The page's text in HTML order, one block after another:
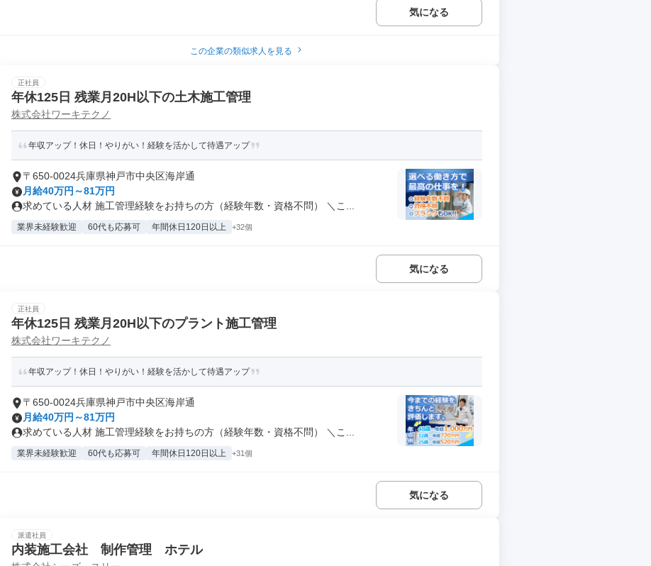
気になる
この企業の類似求人を見る
正社員
年休125日 残業月20H以下の土木施工管理
株式会社ワーキテクノ
年収アップ！休日！やりがい！経験を活かして待遇アップ
〒650-0024兵庫県神戸市中央区海岸通
月給40万円～81万円
求めている人材 施工管理経験をお持ちの方（経験年数・資格不問） ＼こ...
業界未経験歓迎 60代も応募可 年間休日120日以上 +32個
気になる
正社員
年休125日 残業月20H以下のプラント施工管理
株式会社ワーキテクノ
年収アップ！休日！やりがい！経験を活かして待遇アップ
〒650-0024兵庫県神戸市中央区海岸通
月給40万円～81万円
求めている人材 施工管理経験をお持ちの方（経験年数・資格不問） ＼こ...
業界未経験歓迎 60代も応募可 年間休日120日以上 +31個
気になる
派遣社員
内装施工会社 制作管理 ホテル